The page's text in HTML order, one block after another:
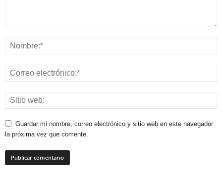
Guardar mi nombre, correo electrónico y sitio web en este navegador
la próxima vez que comente.